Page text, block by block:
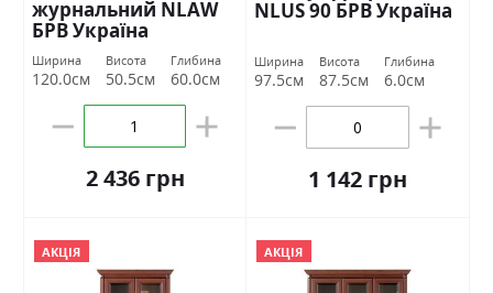
журнальний NLAW
БРВ Україна
Ширина
120.0см
Висота
50.5см
Глибина
60.0см
2 436 грн
NLUS 90 БРВ Україна
Ширина
97.5см
Висота
87.5см
Глибина
6.0см
1 142 грн
АКЦІЯ АКЦІЯ